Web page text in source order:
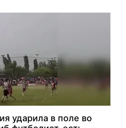
ударила в поле во